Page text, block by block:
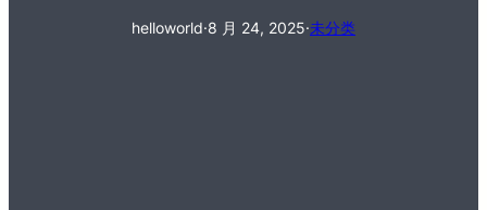
helloworld·8 月 24, 2025·未分类